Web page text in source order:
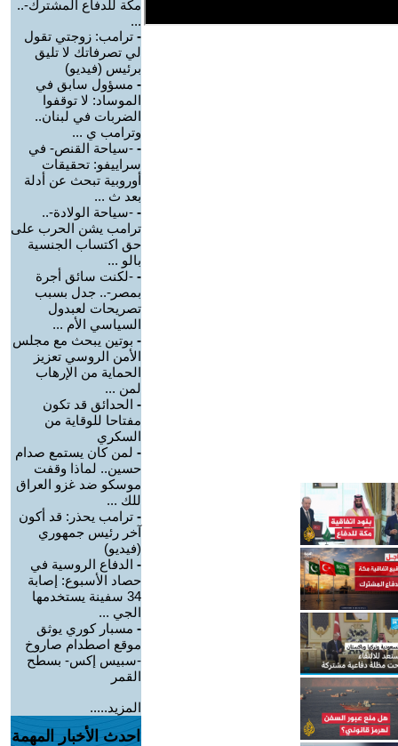
مكة للدفاع المشترك-..
...
- ترامب: زوجتي تقول
لي تصرفاتك لا تليق
برئيس (فيديو)
- مسؤول سابق في
الموساد: لا توقفوا
الضربات في لبنان..
وترامب ي ...
- -سياحة القنص- في
سراييفو: تحقيقات
أوروبية تبحث عن أدلة
بعد ث ...
- -سياحة الولادة-..
ترامب يشن الحرب على
حق اكتساب الجنسية
بالو ...
- -لكنت سائق أجرة
بمصر-.. جدل بسبب
تصريحات لعبدول
السياسي الأم ...
- بوتين يبحث مع مجلس
الأمن الروسي تعزيز
الحماية من الإرهاب
لمن ...
- الحدائق قد تكون
مفتاحا للوقاية من
السكري
- لمن كان يستمع صدام
حسين.. لماذا وقفت
موسكو ضد غزو العراق
للك ...
- ترامب يحذر: قد أكون
آخر رئيس جمهوري
(فيديو)
- الدفاع الروسية في
حصاد الأسبوع: إصابة
34 سفينة يستخدمها
الجي ...
- مسبار كوري يوثق
موقع اصطدام صاروخ
-سبيس إكس- بسطح
القمر
المزيد.....
احدث الأخبار المهمة